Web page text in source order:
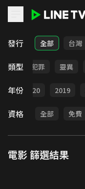
LINE TV - 電影
發行 全部 台灣
類型
勵志 犯罪 靈異
年份 2020 2019
資格 全部 免費
電影篩選結果